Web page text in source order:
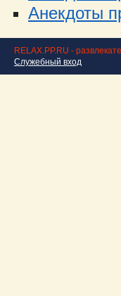
Анекдоты
RELAX.PP.RU -
Служебный вход